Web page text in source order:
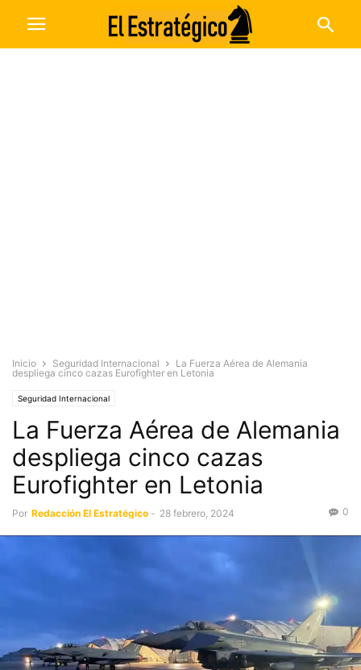
Inicio Seguridad Internacional
La Fuerza Aérea de Alemania
despliega cinco cazas Eurofighter en Letonia
Seguridad Internacional
La Fuerza Aérea de Alemania
despliega cinco cazas
Eurofighter en Letonia
Por Redacción El Estratégico - 28 febrero, 2024 0